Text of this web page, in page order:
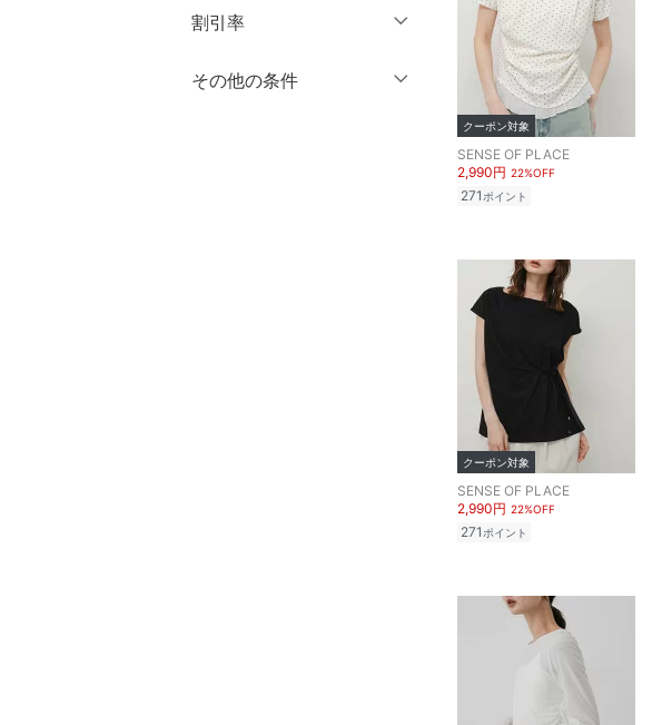
靴下・レッグウェア
クリア
絞り込み
割引率
％OFF～ ％OFF
その他の条件
クーポン対象
SENSE OF PLACE
2,990円 22%OFF
271 ポイント
クーポン対象
SENSE OF PLACE
2,990円 22%OFF
271 ポイント